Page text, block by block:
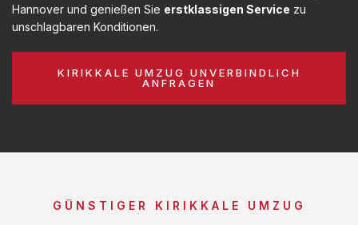
Hannover und genießen Sie erstklassigen Service zu
unschlagbaren Konditionen.
KIRIKKALE UMZUG UNVERBINDLICH
ANFRAGEN
GÜNSTIGER KIRIKKALE UMZUG